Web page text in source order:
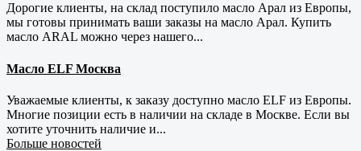
Дорогие клиенты, на склад поступило масло Арал из Европы,
мы готовы принимать ваши заказы на масло Арал. Купить
масло ARAL можно через нашего...
Масло ELF Москва
Уважаемые клиенты, к заказу доступно масло ELF из Европы.
Многие позиции есть в наличии на складе в Москве. Если вы
хотите уточнить наличие и...
Больше новостей